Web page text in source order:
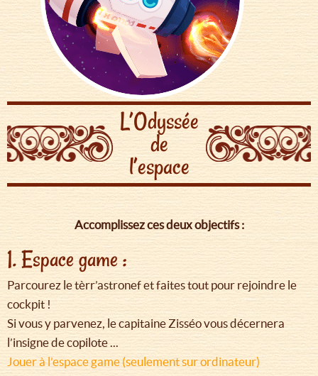
L’Odyssée
de
l’espace
Accomplissez ces deux objectifs :
1. Espace game :
Parcourez le tèrr’astronef et faites tout pour rejoindre le
cockpit !
Si vous y parvenez, le capitaine Zisséo vous décernera
l’insigne de copilote ...
Jouer à l’espace game (seulement sur ordinateur)